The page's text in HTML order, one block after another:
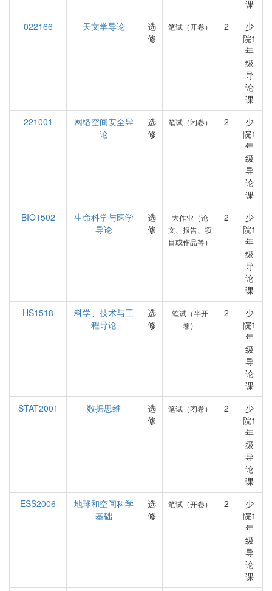
课
022166
天文学导论
选
修
笔试（开卷） 2
少
院1
年
级
导
论
课
221001
网络空间安全导
论
选
修
笔试（闭卷） 2
少
院1
年
级
导
论
课
BIO1502
生命科学与医学
导论
选
修
大作业（论
文、报告、项
目或作品等）
2
少
院1
年
级
导
论
课
HS1518
科学、技术与工
程导论
选
修
笔试（半开
卷）
2
少
院1
年
级
导
论
课
STAT2001
数据思维
选
修
笔试（闭卷） 2
少
院1
年
级
导
论
课
ESS2006
地球和空间科学
基础
选
修
笔试（开卷） 2
少
院1
年
级
导
论
课